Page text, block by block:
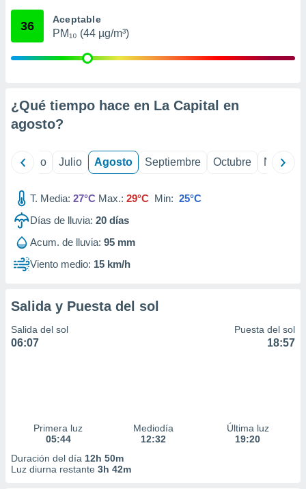
e
publicidad
1199
36 Aceptable
PM₁₀ (44 µg/m³)
¿Qué tiempo hace en La Capital en
agosto?
Junio Julio Agosto Septiembre Octubre
T. Media: 27°C Max.: 29°C Min: 25°C
Días de lluvia: 20 días
Acum. de lluvia: 95 mm
Viento medio: 15 km/h
Salida y Puesta del sol
Salida del sol
06:07
Puesta del sol
18:57
Primera luz
05:44
Mediodía
12:32
Última luz
19:20
Duración del día 12h 50m
Luz diurna restante 3h 42m